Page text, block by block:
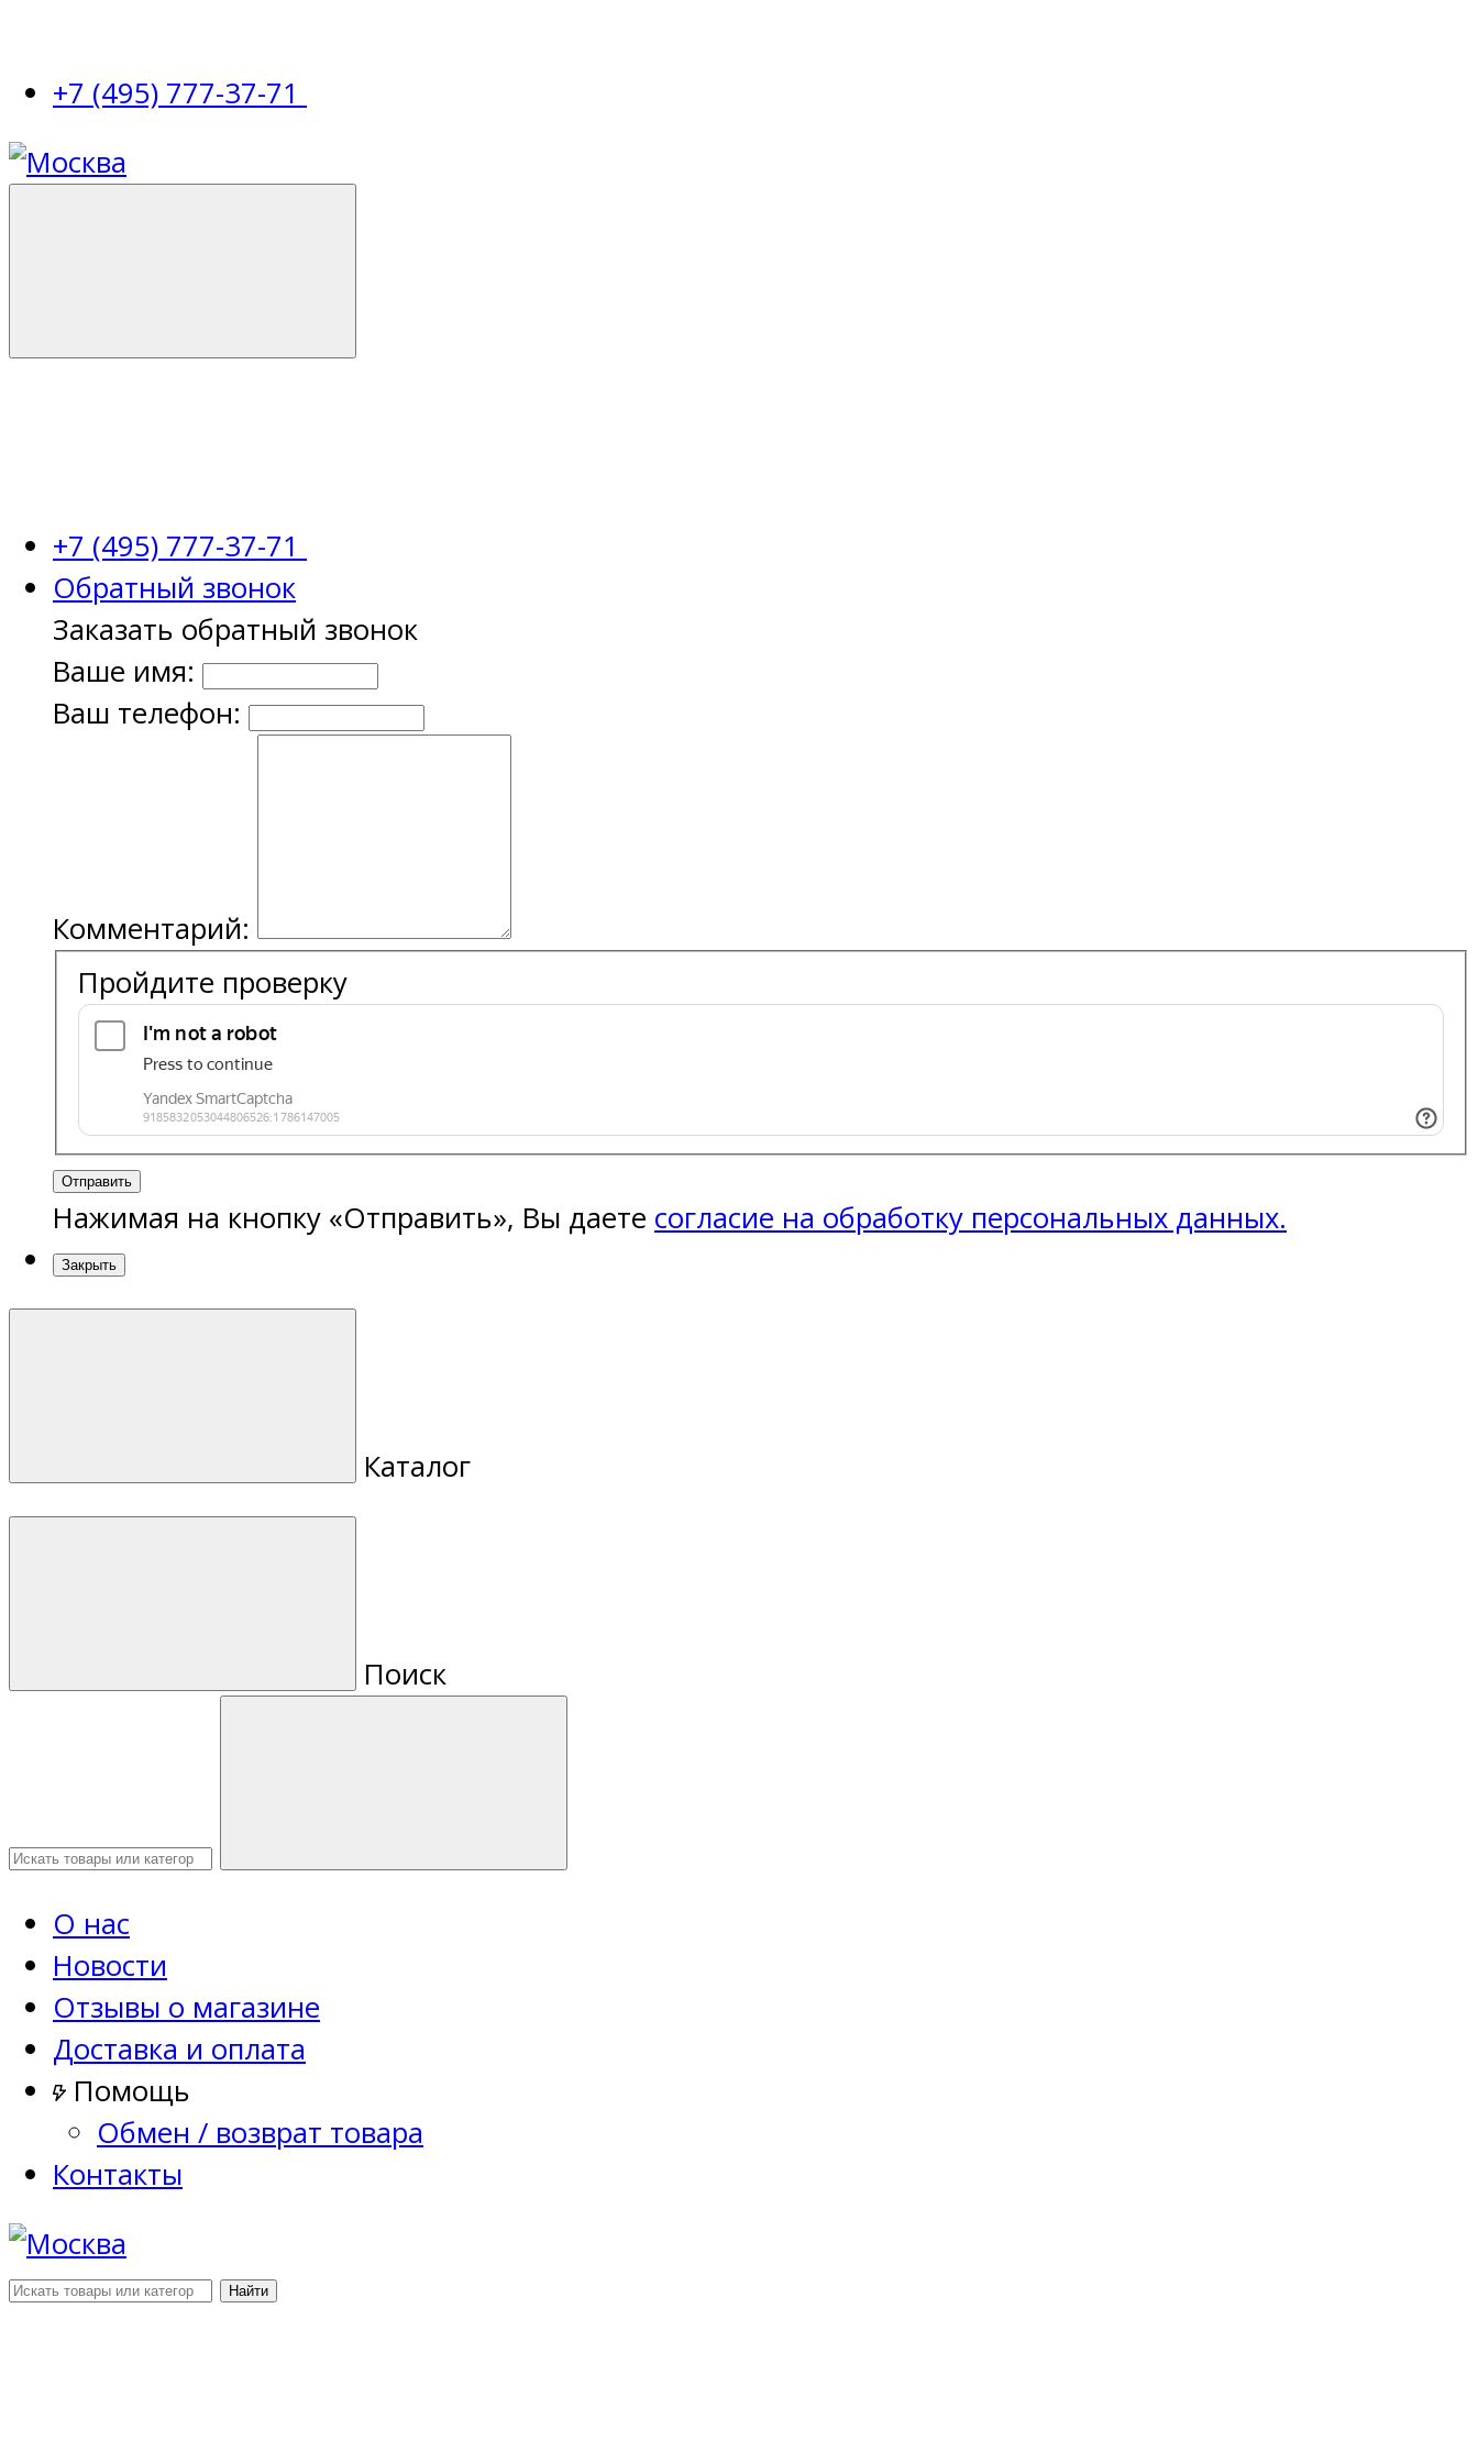
+7 (495) 777-37-71
+7 (495) 777-37-71
Обратный звонок
Заказать обратный звонок
Ваше имя:
Ваш телефон:
Комментарий:
Пройдите проверку
Отправить
Нажимая на кнопку «Отправить», Вы даете согласие на обработку персональных данных.
Закрыть
Каталог
Поиск
О нас
Новости
Отзывы о магазине
Доставка и оплата
Помощь
Обмен / возврат товара
Контакты
Найти